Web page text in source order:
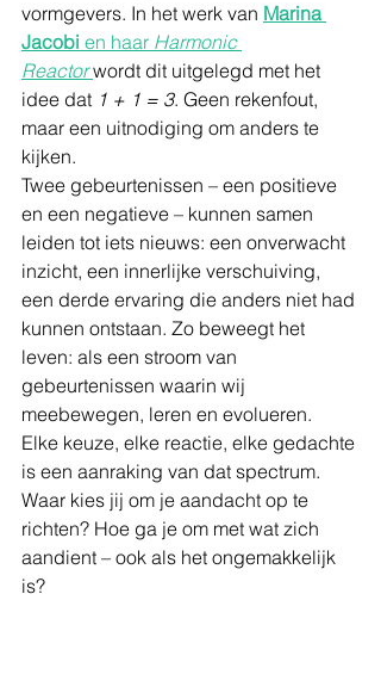
vormgevers. In het werk van Marina
Jacobi en haar Harmonic
Reactor wordt dit uitgelegd met het
idee dat 1 + 1 = 3. Geen rekenfout,
maar een uitnodiging om anders te
kijken.
Twee gebeurtenissen – een positieve
en een negatieve – kunnen samen
leiden tot iets nieuws: een onverwacht
inzicht, een innerlijke verschuiving,
een derde ervaring die anders niet had
kunnen ontstaan. Zo beweegt het
leven: als een stroom van
gebeurtenissen waarin wij
meebewegen, leren en evolueren.
Elke keuze, elke reactie, elke gedachte
is een aanraking van dat spectrum.
Waar kies jij om je aandacht op te
richten? Hoe ga je om met wat zich
aandient – ook als het ongemakkelijk
is?